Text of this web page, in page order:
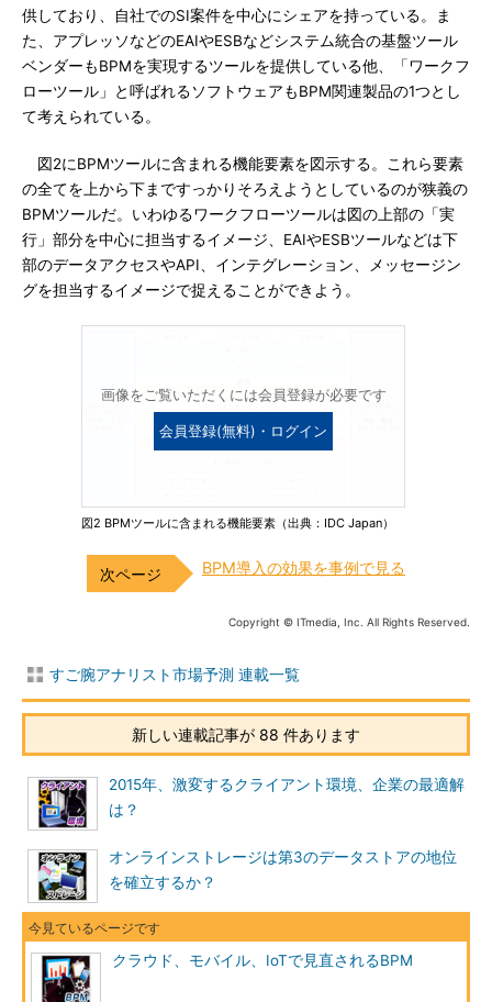
供しており、自社でのSI案件を中心にシェアを持っている。ま
た、アプレッソなどのEAIやESBなどシステム統合の基盤ツール
ベンダーもBPMを実現するツールを提供している他、「ワークフ
ローツール」と呼ばれるソフトウェアもBPM関連製品の1つとし
て考えられている。
図2にBPMツールに含まれる機能要素を図示する。これら要素
の全てを上から下まですっかりそろえようとしているのが狭義の
BPMツールだ。いわゆるワークフローツールは図の上部の「実
行」部分を中心に担当するイメージ、EAIやESBツールなどは下
部のデータアクセスやAPI、インテグレーション、メッセージン
グを担当するイメージで捉えることができよう。
画像をご覧いただくには会員登録が必要です
会員登録(無料)・ログイン
図2 BPMツールに含まれる機能要素（出典：IDC Japan）
BPM導入の効果を事例で見る
Copyright © ITmedia, Inc. All Rights Reserved.
すご腕アナリスト市場予測 連載一覧
新しい連載記事が 88 件あります
2015年、激変するクライアント環境、企業の最適解
は？
オンラインストレージは第3のデータストアの地位
を確立するか？
クラウド、モバイル、IoTで見直されるBPM